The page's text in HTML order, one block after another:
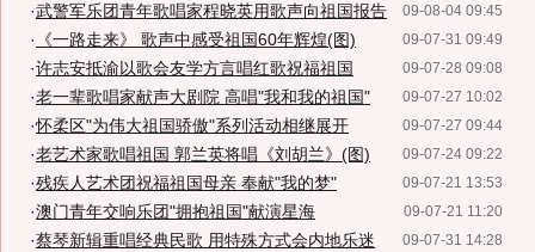
09-08-04 09:45
·武警军乐团青年歌唱家程晓英用歌声向祖国报告
09-07-31 09:49
· 《一路走来》 歌声中感受祖国60年辉煌(图)
09-07-28 09:08
·许志安抵渝以歌会友学方言唱红歌祝福祖国
09-07-27 10:02
·老一辈歌唱家献声大剧院 高唱"我和我的祖国"
09-07-27 09:44
·怀柔区"为伟大祖国骄傲"系列活动相继展开
09-07-24 09:22
·老艺术家歌唱祖国 郭兰英将唱《刘胡兰》(图)
09-07-21 13:53
·残疾人艺术团祝福祖国母亲 奉献"我的梦"
09-07-21 11:20
·澳门青年交响乐团"拥抱祖国"献演星海
09-07-31 14:28
·蔡琴新辑重唱经典民歌 用特殊方式会内地乐迷